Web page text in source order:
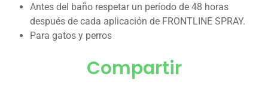
Antes del baño respetar un período de 48 horas
después de cada aplicación de FRONTLINE SPRAY.
Para gatos y perros
Compartir